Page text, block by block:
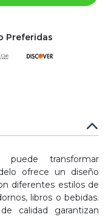
Preferidas
transformar
ofrece un diseño
diferentes estilos de
libros o bebidas.
calidad garantizan